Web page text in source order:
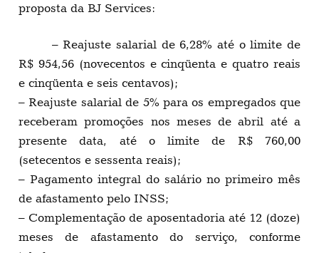
proposta da BJ Services:
– Reajuste salarial de 6,28% até o limite de
R$ 954,56 (novecentos e cinqüenta e quatro reais
e cinqüenta e seis centavos);
– Reajuste salarial de 5% para os empregados que
receberam promoções nos meses de abril até a
presente data, até o limite de R$ 760,00
(setecentos e sessenta reais);
– Pagamento integral do salário no primeiro mês
de afastamento pelo INSS;
– Complementação de aposentadoria até 12 (doze)
meses de afastamento do serviço, conforme